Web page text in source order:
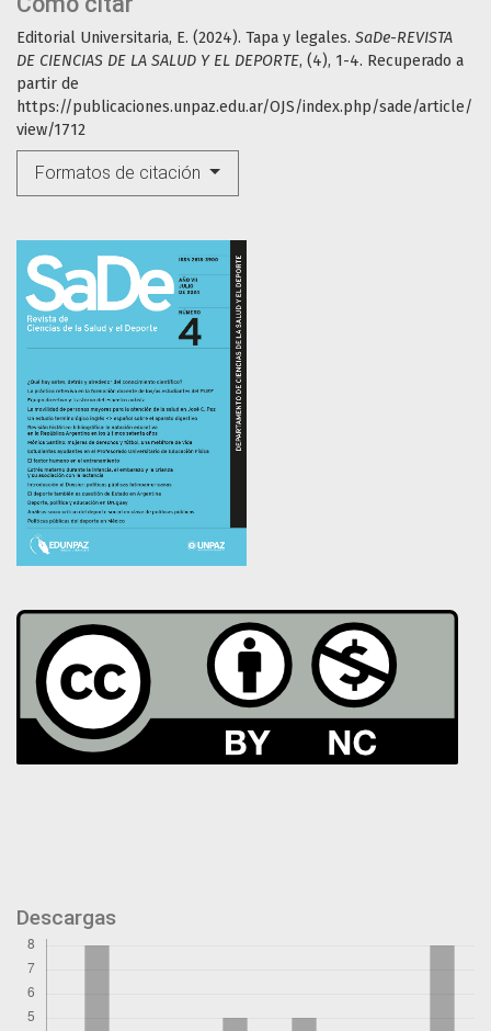
Editorial Universitaria, E. (2024). Tapa y legales. SaDe-REVISTA
DE CIENCIAS DE LA SALUD Y EL DEPORTE, (4), 1-4. Recuperado a
partir de
https://publicaciones.unpaz.edu.ar/OJS/index.php/sade/article/
view/1712
Formatos de citación
Descargas